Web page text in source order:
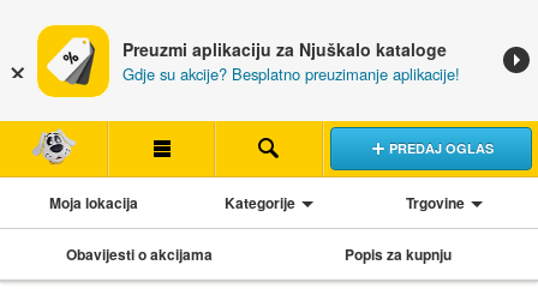
Preuzmi aplikaciju za Njuškalo kataloge
Gdje su akcije? Besplatno preuzimanje aplikacije!
PREDAJ OGLAS
Moja lokacija Kategorije Trgovine
Obavijesti o akcijama Popis za kupnju